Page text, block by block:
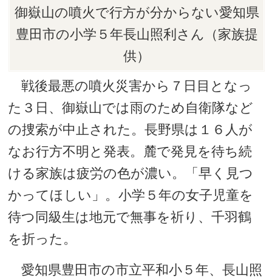
御嶽山の噴火で行方が分からない愛知県
豊田市の小学５年長山照利さん（家族提
供）
戦後最悪の噴火災害から７日目となっ
た３日、御嶽山では雨のため自衛隊など
の捜索が中止された。長野県は１６人が
なお行方不明と発表。麓で発見を待ち続
ける家族は疲労の色が濃い。「早く見つ
かってほしい」。小学５年の女子児童を
待つ同級生は地元で無事を祈り、千羽鶴
を折った。
愛知県豊田市の市立平和小５年、長山照